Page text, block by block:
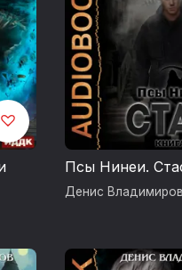
Псы Нинеи.
Денис Владимиров